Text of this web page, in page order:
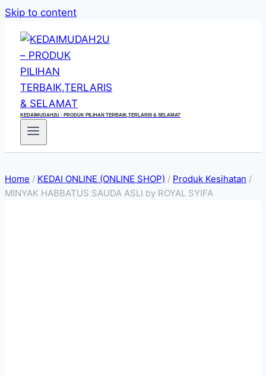
Skip to content
KEDAIMUDAH2U - PRODUK PILIHAN TERBAIK,TERLARIS & SELAMAT
Home / KEDAI ONLINE (ONLINE SHOP) / Produk Kesihatan /
MINYAK HABBATUS SAUDA ASLI by ROYAL SYIFA